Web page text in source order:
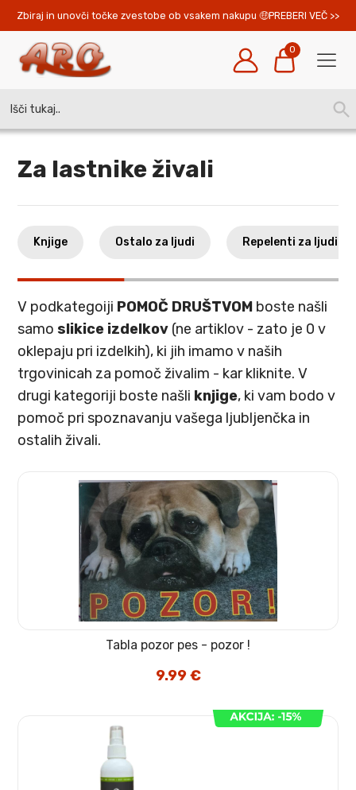
Zbiraj in unovči točke zvestobe ob vsakem nakupu PREBERI VEČ >>
0
for:
Za lastnike živali
Knjige Ostalo za ljudi Repelenti za ljudi
V podkategoiji POMOČ DRUŠTVOM boste našli
samoslikice izdelkov (ne artiklov - zato je 0 v
oklepaju pri izdelkih), ki jih imamo v naših
trgovinicah za pomoč živalim - kar kliknite. V
drugi kategoriji boste našli knjige, ki vam bodo v
pomoč pri spoznavanju vašega ljubljenčka in
ostalih živali.
Tabla pozor pes - pozor !
9.99€